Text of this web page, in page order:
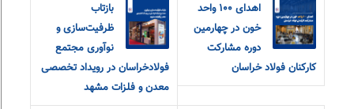
اهدای ۱۰۰ واحد
خون در چهارمین
دوره مشارکت
کارکنان فولاد خراسان
بازتاب
ظرفیت‌سازی و
نوآوری مجتمع
فولادخراسان در رویداد تخصصی
معدن و فلزات مشهد